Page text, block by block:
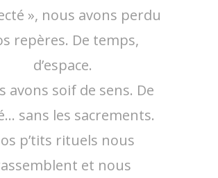
», nous avons perdu
repères. De temps,
d’espace.
avons soif de sens. De
sans les sacrements.
p’tits rituels nous
et nous